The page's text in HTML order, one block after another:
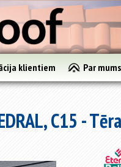
klientiem Par mums
C15 -